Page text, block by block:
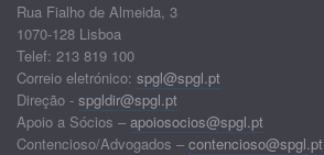
Rua Fialho de Almeida, 3
1070-128 Lisboa
Telef: 213 819 100
Correio eletrónico: spgl@spgl.pt
Direção - spgldir@spgl.pt
Apoio a Sócios – apoiosocios@spgl.pt
Contencioso/Advogados – contencioso@spgl.pt